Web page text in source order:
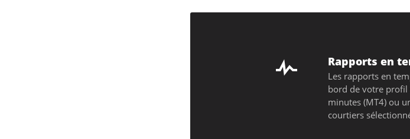
Rapports en
Les rapports en
bord de votre profil
minutes (MT4) ou
courtiers